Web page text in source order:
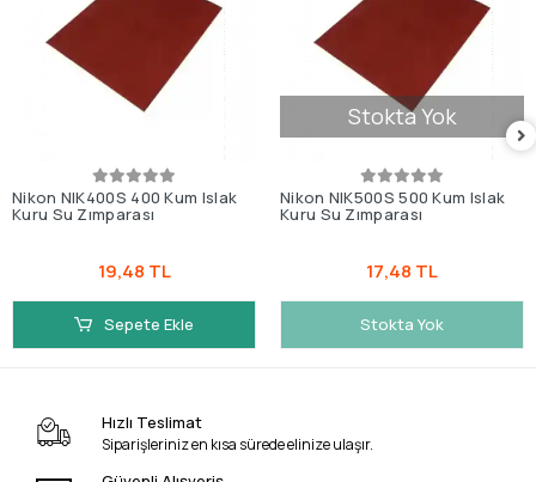
Nikon NIK400S 400 Kum Islak
Kuru Su Zımparası
19,48 TL
Sepete Ekle
Stokta Yok
Nikon NIK500S 500 Kum Islak
Kuru Su Zımparası
17,48 TL
Stokta Yok
Hızlı Teslimat
Siparişleriniz en kısa sürede elinize ulaşır.